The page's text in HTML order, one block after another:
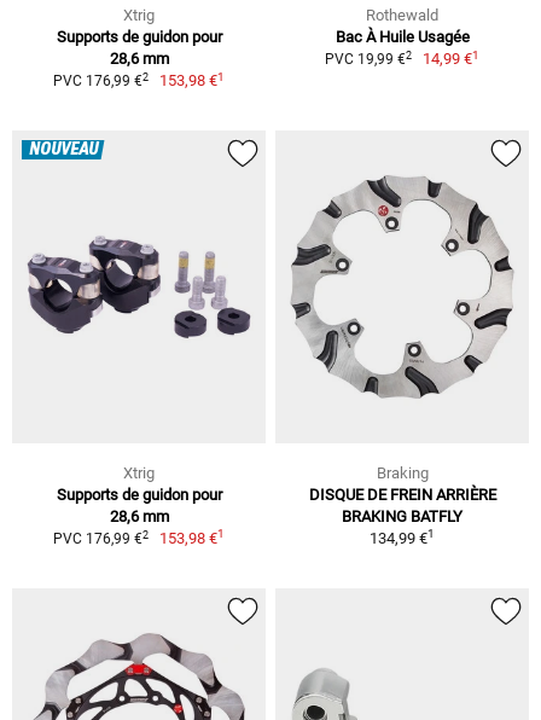
Xtrig
Supports de guidon pour
28,6 mm
PVC 176,99 €2 153,98 €1
Rothewald
Bac À Huile Usagée
PVC 19,99 €2 14,99 €1
NOUVEAU
Xtrig
Supports de guidon pour
28,6 mm
PVC 176,99 €2 153,98 €1
Braking
DISQUE DE FREIN ARRIÈRE
BRAKING BATFLY
134,99 €1